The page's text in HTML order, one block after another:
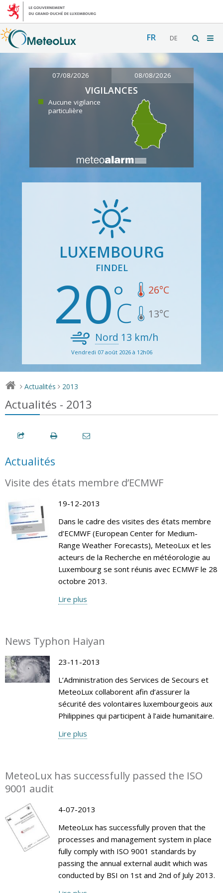
FR DE
07/08/2026 08/08/2026
VIGILANCES
Aucune vigilance
particulière
LUXEMBOURG
FINDEL
20 26°C
13°C
Nord 13 km/h
Vendredi 07 août 2026 à 12h06
> Actualités > 2013
Actualités - 2013
Actualités
Visite des états membre d’ECMWF
19-12-2013
Dans le cadre des visites des états membre
d’ECMWF (European Center for Medium-
Range Weather Forecasts), MeteoLux et les
acteurs de la Recherche en météorologie au
Luxembourg se sont réunis avec ECMWF le 28
octobre 2013.
Lire plus
News Typhon Haiyan
23-11-2013
L’Administration des Services de Secours et
MeteoLux collaborent afin d’assurer la
sécurité des volontaires luxembourgeois aux
Philippines qui participent à l’aide humanitaire.
Lire plus
MeteoLux has successfully passed the ISO
9001 audit
4-07-2013
MeteoLux has successfully proven that the
processes and management system in place
fully comply with ISO 9001 standards by
passing the annual external audit which was
conducted by BSI on 1st and 2nd of July 2013.